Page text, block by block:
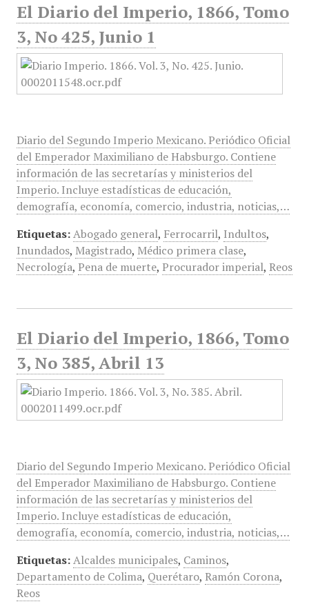
El Diario del Imperio, 1866, Tomo
3, No 425, Junio 1
Diario del Segundo Imperio Mexicano. Periódico Oficial
del Emperador Maximiliano de Habsburgo. Contiene
información de las secretarías y ministerios del
Imperio. Incluye estadísticas de educación,
demografía, economía, comercio, industria, noticias,…
Etiquetas: Abogado general, Ferrocarril, Indultos,
Inundados, Magistrado, Médico primera clase,
Necrología, Pena de muerte, Procurador imperial, Reos
El Diario del Imperio, 1866, Tomo
3, No 385, Abril 13
Diario del Segundo Imperio Mexicano. Periódico Oficial
del Emperador Maximiliano de Habsburgo. Contiene
información de las secretarías y ministerios del
Imperio. Incluye estadísticas de educación,
demografía, economía, comercio, industria, noticias,…
Etiquetas: Alcaldes municipales, Caminos,
Departamento de Colima, Querétaro, Ramón Corona,
Reos